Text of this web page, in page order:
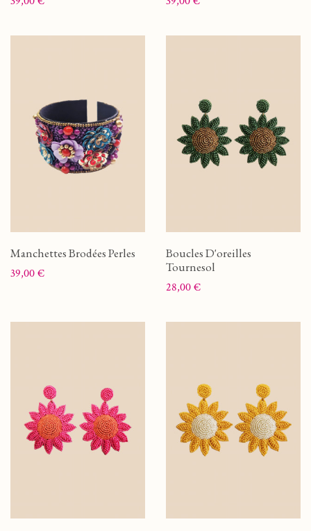
Manchettes Brodées Perles
Prix
39,00 €
Boucles D'oreilles
Tournesol
Prix
28,00 €